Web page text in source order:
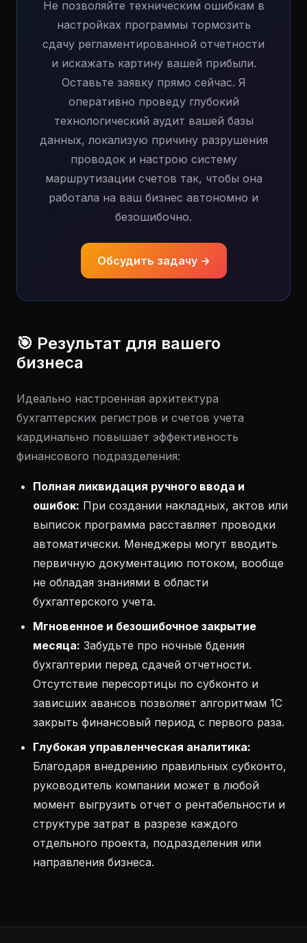
Не позволяйте техническим ошибкам в
настройках программы тормозить
сдачу регламентированной отчетности
и искажать картину вашей прибыли.
Оставьте заявку прямо сейчас. Я
оперативно проведу глубокий
технологический аудит вашей базы
данных, локализую причину разрушения
проводок и настрою систему
маршрутизации счетов так, чтобы она
работала на ваш бизнес автономно и
безошибочно.
Обсудить задачу →
🎯 Результат для вашего
бизнеса
Идеально настроенная архитектура
бухгалтерских регистров и счетов учета
кардинально повышает эффективность
финансового подразделения:
Полная ликвидация ручного ввода и
ошибок: При создании накладных, актов или
выписок программа расставляет проводки
автоматически. Менеджеры могут вводить
первичную документацию потоком, вообще
не обладая знаниями в области
бухгалтерского учета.
Мгновенное и безошибочное закрытие
месяца: Забудьте про ночные бдения
бухгалтерии перед сдачей отчетности.
Отсутствие пересортицы по субконто и
зависших авансов позволяет алгоритмам 1С
закрыть финансовый период с первого раза.
Глубокая управленческая аналитика:
Благодаря внедрению правильных субконто,
руководитель компании может в любой
момент выгрузить отчет о рентабельности и
структуре затрат в разрезе каждого
отдельного проекта, подразделения или
направления бизнеса.